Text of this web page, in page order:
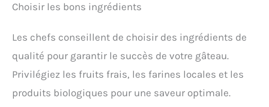
Choisir les bons ingrédients
Les chefs conseillent de choisir des ingrédients de
qualité pour garantir le succès de votre gâteau.
Privilégiez les fruits frais, les farines locales et les
produits biologiques pour une saveur optimale.